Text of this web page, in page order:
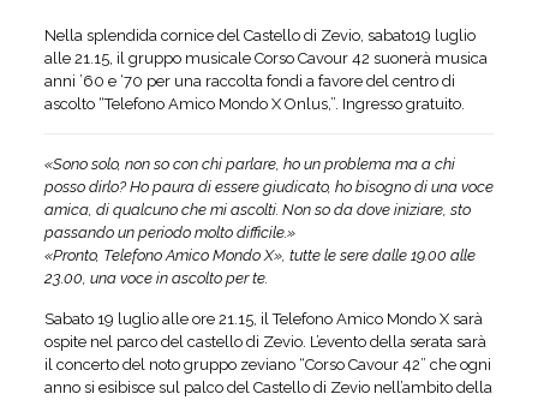
Nella splendida cornice del Castello di Zevio, sabato19 luglio
alle 21.15, il gruppo musicale Corso Cavour 42 suonerà musica
anni ’60 e ‘70 per una raccolta fondi a favore del centro di
ascolto “Telefono Amico Mondo X Onlus,”. Ingresso gratuito.
«Sono solo, non so con chi parlare, ho un problema ma a chi
posso dirlo? Ho paura di essere giudicato, ho bisogno di una voce
amica, di qualcuno che mi ascolti. Non so da dove iniziare, sto
passando un periodo molto difficile.»
«Pronto, Telefono Amico Mondo X», tutte le sere dalle 19.00 alle
23.00, una voce in ascolto per te.
Sabato 19 luglio alle ore 21.15, il Telefono Amico Mondo X sarà
ospite nel parco del castello di Zevio. L’evento della serata sarà
il concerto del noto gruppo zeviano “Corso Cavour 42” che ogni
anno si esibisce sul palco del Castello di Zevio nell’ambito della